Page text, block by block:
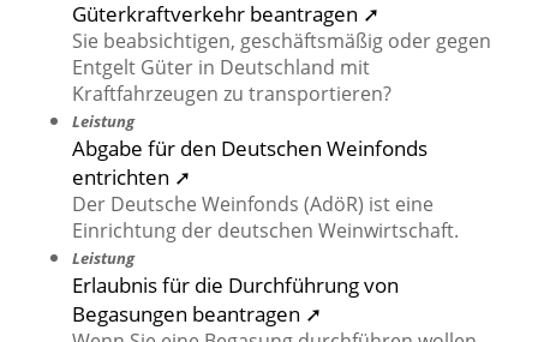
Güterkraftverkehr beantragen ➚
Sie beabsichtigen, geschäftsmäßig oder gegen
Entgelt Güter in Deutschland mit
Kraftfahrzeugen zu transportieren?
Leistung
Abgabe für den Deutschen Weinfonds
entrichten ➚
Der Deutsche Weinfonds (AdöR) ist eine
Einrichtung der deutschen Weinwirtschaft.
Leistung
Erlaubnis für die Durchführung von
Begasungen beantragen ➚